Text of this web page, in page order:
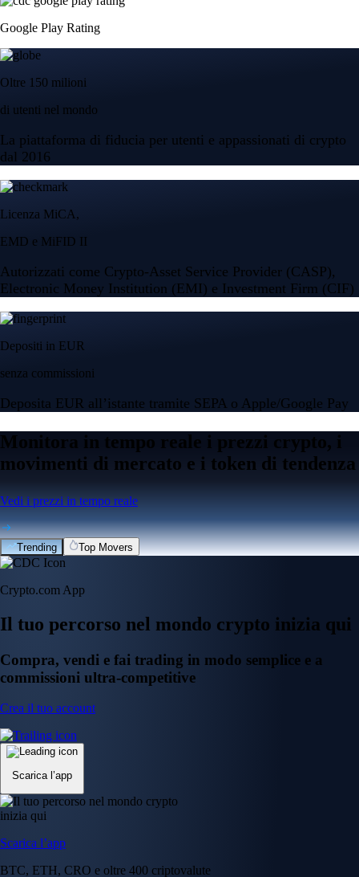
Google Play Rating
Oltre 150 milioni
di utenti nel mondo
La piattaforma di fiducia per utenti e appassionati di crypto
dal 2016
Licenza MiCA,
EMD e MiFID II
Autorizzati come Crypto-Asset Service Provider (CASP),
Electronic Money Institution (EMI) e Investment Firm (CIF)
Depositi in EUR
senza commissioni
Deposita EUR all’istante tramite SEPA o Apple/Google Pay
Monitora in tempo reale i prezzi crypto, i
movimenti di mercato e i token di tendenza
Vedi i prezzi in tempo reale
Trending Top Movers
Crypto.com App
Il tuo percorso nel mondo crypto inizia qui
Compra, vendi e fai trading in modo semplice e a
commissioni ultra-competitive
Crea il tuo account
Scarica l’app
Scarica l’app
BTC, ETH, CRO e oltre 400 criptovalute